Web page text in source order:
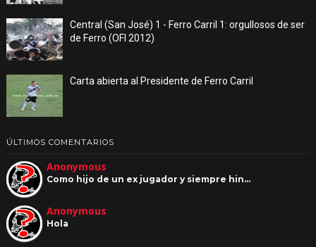
Central (San José) 1 - Ferro Carril 1: orgullosos de ser
de Ferro (OFI 2012)
Carta abierta al Presidente de Ferro Carril
ÚLTIMOS COMENTARIOS
Anonymous
Como hijo de un ex jugador y siempre hin…
Anonymous
Hola